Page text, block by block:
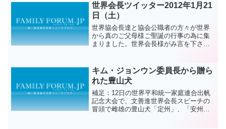
世界会長ツイッター2012年1月21
日（土）
世界協会長達と協会公職者の方々が世界
から真のご父母様ご聖誕の行事の為に集
まりました。世界会長様がみ言を下さっ
キム・ジョンウン委員長から贈ら
れた豊山犬
補足：12日の世界平和統一家庭連合出帆
記念大会で、文善進世界会長スピーチの
冒頭で雌雄の豊山犬「定州」、「安州」